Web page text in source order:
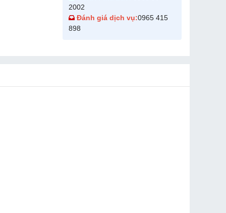
2002
Đánh giá dịch vụ:0965 415
898